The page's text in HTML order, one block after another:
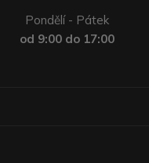
Pondělí - Pátek
od 9:00 do 17:00